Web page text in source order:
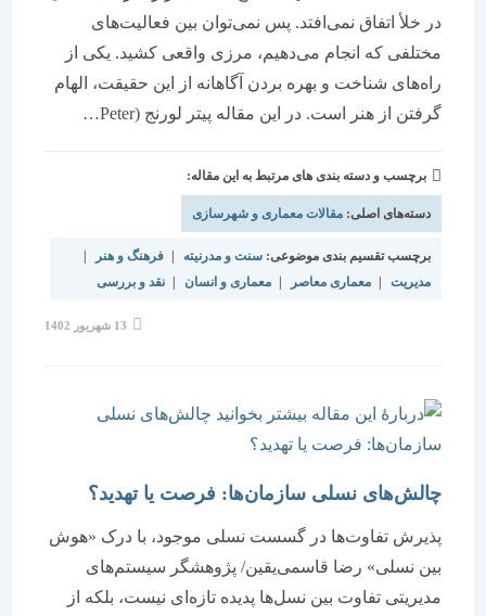
در خلأ اتفاق نمی‌‌‌افتد. پس نمی‌توان بین فعالیت‌‌‌های
مختلفی که انجام می‌‌‌دهیم، مرزی واقعی کشید. یکی از
راه‌‌‌های شناخت و بهره بردن آگاهانه از این حقیقت، الهام
گرفتن از هنر است. در این مقاله پیتر لورنج (Peter…
برچسب و دسته بندی های مرتبط به این مقاله:
دسته‌های اصلی:مقالات معماری و شهرسازی
برچسب تقسیم بندی موضوعی:سنت و مدرنیته | فرهنگ و هنر |
| معماری معاصر | معماری و انسان نقد و بررسی
چالش‏‏‌های نسلی سازمان‌ها: فرصت یا تهدید؟
پذیرش تفاوت‏‏‌ها در گسست نسلی موجود، با درک «هوش
بین نسلی» رضا قاسمی‏‏‌یقین/ پژوهشگر سیستم‌های
مدیریتی تفاوت بین نسل‌‌‌ها پدیده تازه‌‌‌ای نیست، بلکه از